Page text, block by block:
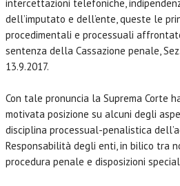
intercettazioni telefoniche,
dell’imputato e dell’ente, queste le
procedimentali e processuali
sentenza della Cassazione penale,
13.9.2017.
Con tale pronuncia la Suprema Corte
motivata posizione su alcuni degli
disciplina processual-penalistica
Responsabilità degli enti, in bilico tra
procedura penale e disposizioni